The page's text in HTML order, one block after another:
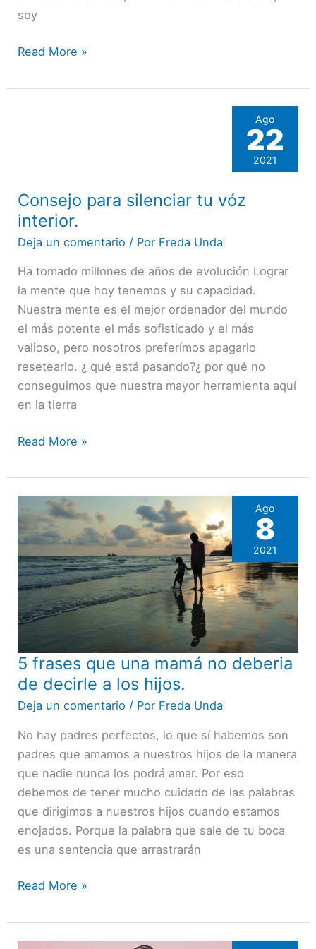
soy
Read More »
Consejo para silenciar tu vóz
interior.
Deja un comentario / Por Freda Unda
Ha tomado millones de años de evolución Lograr
la mente que hoy tenemos y su capacidad.
Nuestra mente es el mejor ordenador del mundo
el más potente el más sofisticado y el más
valioso, pero nosotros preferímos apagarlo
resetearlo. ¿ qué está pasando?¿ por qué no
conseguimos que nuestra mayor herramienta aquí
en la tierra
Consejo
para
silenciar
vóz
interior.
Read More »
Ago
22
2021
5 frases que una mamá no deberia
de decirle a los hijos.
Deja un comentario / Por Freda Unda
No hay padres perfectos, lo que sí habemos son
padres que amamos a nuestros hijos de la manera
que nadie nunca los podrá amar. Por eso
debemos de tener mucho cuidado de las palabras
que dirigimos a nuestros hijos cuando estamos
enojados. Porque la palabra que sale de tu boca
es una sentencia que arrastrarán
5
frases
que
mamá
no
deberia
de
decirle
a
los
Read More »
Ago
8
2021